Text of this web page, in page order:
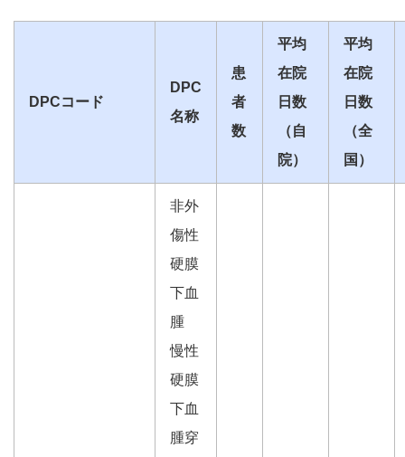
DPCコード
DPC
名称
患
者
数
平均
在院
日数
（自
院）
平均
在院
日数
（全
国）
非外
傷性
硬膜
下血
腫
慢性
硬膜
下血
腫穿